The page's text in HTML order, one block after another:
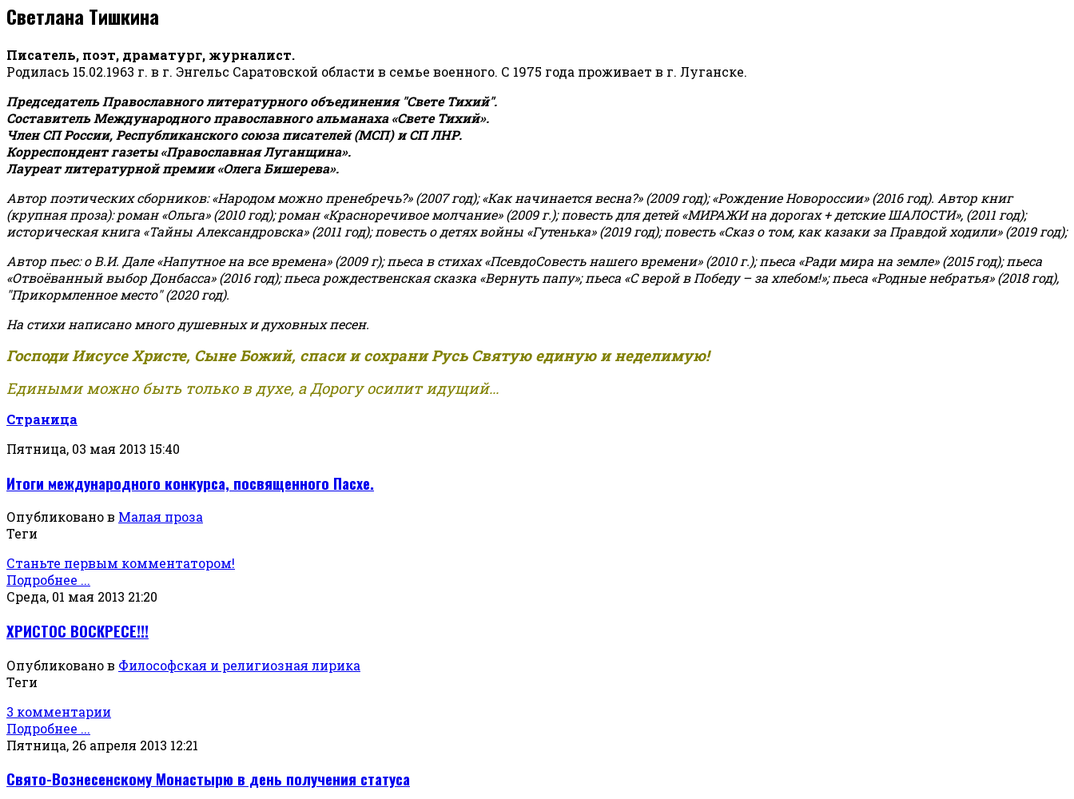
Светлана Тишкина
Писатель, поэт, драматург, журналист.
Родилась 15.02.1963 г. в г. Энгельс Саратовской области в семье военного. С 1975 года проживает в г. Луганске.
Председатель Православного литературного объединения "Свете Тихий".
Составитель Международного православного альманаха «Свете Тихий».
Член СП России, Республиканского союза писателей (МСП) и СП ЛНР.
Корреспондент газеты «Православная Луганщина».
Лауреат литературной премии «Олега Бишерева».
Автор поэтических сборников: «Народом можно пренебречь?» (2007 год); «Как начинается весна?» (2009 год); «Рождение Новороссии» (2016 год). Автор книг
(крупная проза): роман «Ольга» (2010 год); роман «Красноречивое молчание» (2009 г.); повесть для детей «МИРАЖИ на дорогах + детские ШАЛОСТИ», (2011 год);
историческая книга «Тайны Александровска» (2011 год); повесть о детях войны «Гутенька» (2019 год); повесть «Сказ о том, как казаки за Правдой ходили» (2019 год);
Автор пьес: о В.И. Дале «Напутное на все времена» (2009 г); пьеса в стихах «ПсевдоСовесть нашего времени» (2010 г.); пьеса «Ради мира на земле» (2015 год); пьеса
«Отвоёванный выбор Донбасса» (2016 год); пьеса рождественская сказка «Вернуть папу»; пьеса «С верой в Победу – за хлебом!»;пьеса «Родные небратья» (2018 год),
"Прикормленное место" (2020 год).
На стихи написано много душевных и духовных песен.
Господи Иисусе Христе, Сыне Божий, спаси и сохрани Русь Святую единую и неделимую!
Едиными можно быть только в духе, а Дорогу осилит идущий...
Страница
Пятница, 03 мая 2013 15:40
Итоги международного конкурса, посвященного Пасхе.
Опубликовано в Малая проза
Теги
Станьте первым комментатором!
Подробнее ...
Среда, 01 мая 2013 21:20
ХРИСТОС ВОСКРЕСЕ!!!
Опубликовано в Философская и религиозная лирика
Теги
3 комментарии
Подробнее ...
Пятница, 26 апреля 2013 12:21
Свято-Вознесенскому Монастырю в день получения статуса